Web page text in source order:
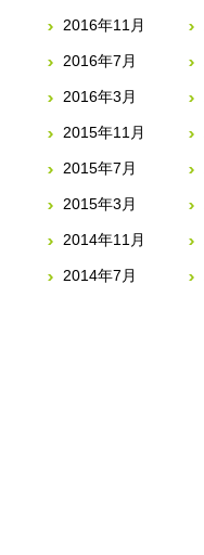
2016年11月
2016年7月
2016年3月
2015年11月
2015年7月
2015年3月
2014年11月
2014年7月